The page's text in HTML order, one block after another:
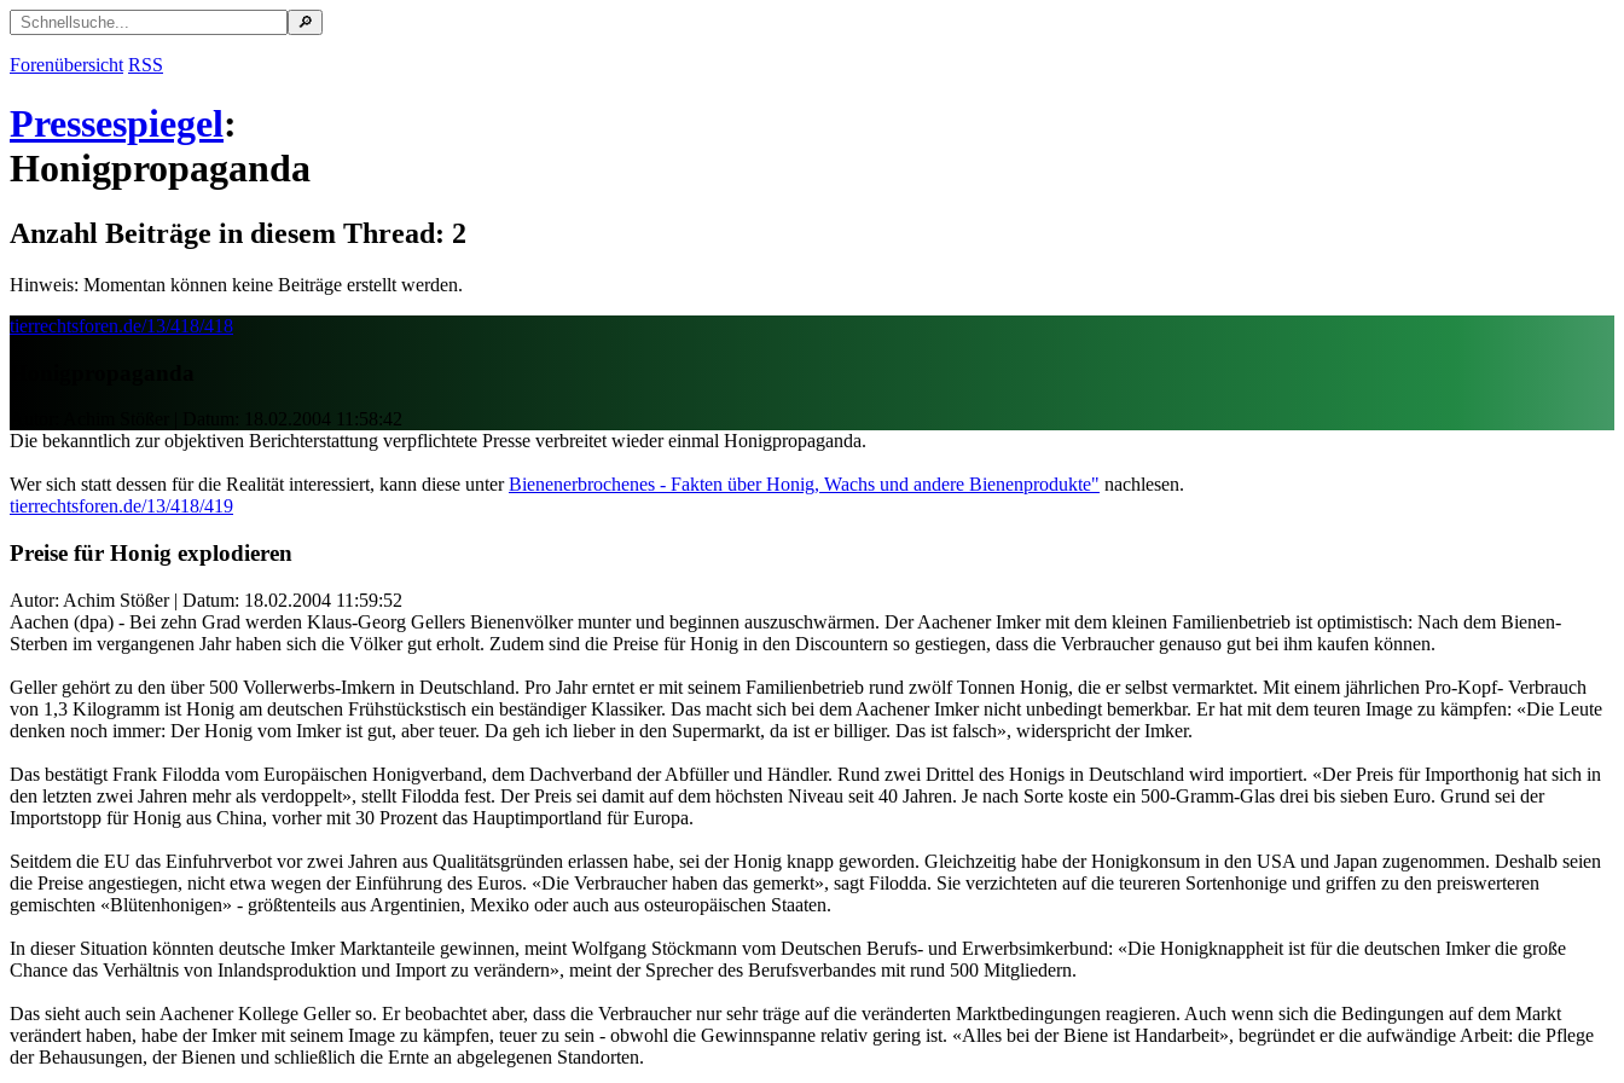
Forenübersicht RSS
Pressespiegel:
Honigpropaganda
Anzahl Beiträge in diesem Thread: 2
Hinweis: Momentan können keine Beiträge erstellt werden.
tierrechtsforen.de/13/418/418
18.02.2004 11:58:42
Die bekanntlich zur objektiven Berichterstattung verpflichtete Presse verbreitet wieder einmal Honigpropaganda.
Wer sich statt dessen für die Realität interessiert, kann diese unterBienenerbrochenes - Fakten über Honig, Wachs und andere Bienenprodukte" nachlesen.
tierrechtsforen.de/13/418/419
Preise für Honig explodieren
Autor: Achim Stößer | Datum: 18.02.2004 11:59:52
Aachen (dpa) - Bei zehn Grad werden Klaus-Georg Gellers Bienenvölker munter und beginnen auszuschwärmen. Der Aachener Imker mit dem kleinen Familienbetrieb ist optimistisch: Nach dem Bienen-
Sterben im vergangenen Jahr haben sich die Völker gut erholt. Zudem sind die Preise für Honig in den Discountern so gestiegen, dass die Verbraucher genauso gut bei ihm kaufen können.
Geller gehört zu den über 500 Vollerwerbs-Imkern in Deutschland. Pro Jahr erntet er mit seinem Familienbetrieb rund zwölf Tonnen Honig, die er selbst vermarktet. Mit einem jährlichen Pro-Kopf- Verbrauch
von 1,3 Kilogramm ist Honig am deutschen Frühstückstisch ein beständiger Klassiker. Das macht sich bei dem Aachener Imker nicht unbedingt bemerkbar. Er hat mit dem teuren Image zu kämpfen: «Die Leute
denken noch immer: Der Honig vom Imker ist gut, aber teuer. Da geh ich lieber in den Supermarkt, da ist er billiger. Das ist falsch», widerspricht der Imker.
Das bestätigt Frank Filodda vom Europäischen Honigverband, dem Dachverband der Abfüller und Händler. Rund zwei Drittel des Honigs in Deutschland wird importiert. «Der Preis für Importhonig hat sich in
den letzten zwei Jahren mehr als verdoppelt», stellt Filodda fest. Der Preis sei damit auf dem höchsten Niveau seit 40 Jahren. Je nach Sorte koste ein 500-Gramm-Glas drei bis sieben Euro. Grund sei der
Importstopp für Honig aus China, vorher mit 30 Prozent das Hauptimportland für Europa.
Seitdem die EU das Einfuhrverbot vor zwei Jahren aus Qualitätsgründen erlassen habe, sei der Honig knapp geworden. Gleichzeitig habe der Honigkonsum in den USA und Japan zugenommen. Deshalb seien
die Preise angestiegen, nicht etwa wegen der Einführung des Euros. «Die Verbraucher haben das gemerkt», sagt Filodda. Sie verzichteten auf die teureren Sortenhonige und griffen zu den preiswerteren
gemischten «Blütenhonigen» - größtenteils aus Argentinien, Mexiko oder auch aus osteuropäischen Staaten.
In dieser Situation könnten deutsche Imker Marktanteile gewinnen, meint Wolfgang Stöckmann vom Deutschen Berufs- und Erwerbsimkerbund: «Die Honigknappheit ist für die deutschen Imker die große
Chance das Verhältnis von Inlandsproduktion und Import zu verändern», meint der Sprecher des Berufsverbandes mit rund 500 Mitgliedern.
Das sieht auch sein Aachener Kollege Geller so. Er beobachtet aber, dass die Verbraucher nur sehr träge auf die veränderten Marktbedingungen reagieren. Auch wenn sich die Bedingungen auf dem Markt
verändert haben, habe der Imker mit seinem Image zu kämpfen, teuer zu sein - obwohl die Gewinnspanne relativ gering ist. «Alles bei der Biene ist Handarbeit», begründet er die aufwändige Arbeit: die Pflege
der Behausungen, der Bienen und schließlich die Ernte an abgelegenen Standorten.